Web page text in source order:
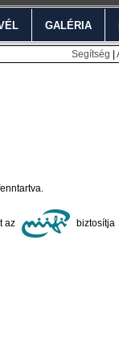
GALÉRIA
Segítség
az biztosítja